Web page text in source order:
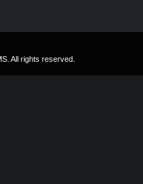
All rights reserved.